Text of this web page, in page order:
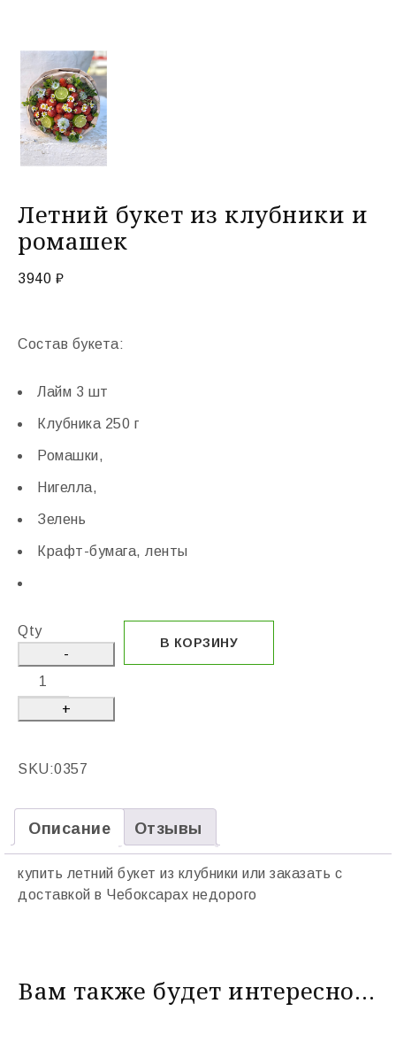
Летний букет из клубники и
ромашек
3940 ₽
Состав букета:
Лайм 3 шт
Клубника 250 г
Ромашки,
Нигелла,
Зелень
Крафт-бумага, ленты
Qty
В КОРЗИНУ
SKU:0357
Описание Отзывы
купить летний букет из клубники или заказать с
доставкой в Чебоксарах недорого
Вам также будет интересно…